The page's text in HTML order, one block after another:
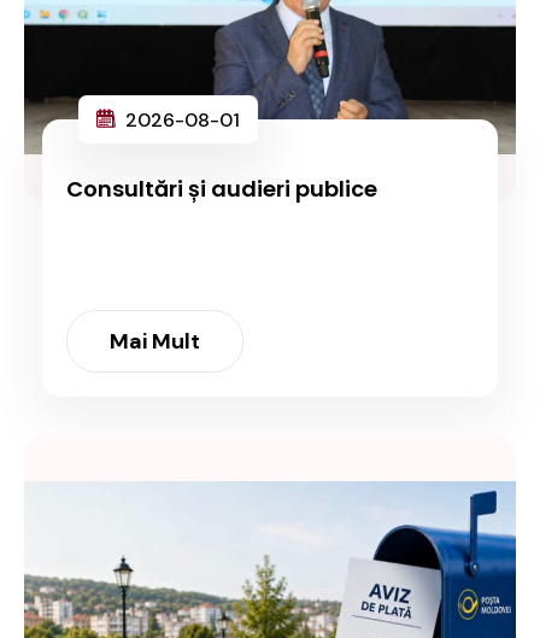
2026-08-01
Consultări și audieri publice
Mai Mult